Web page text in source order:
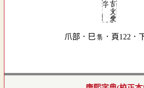
爪部．巳集．頁122．